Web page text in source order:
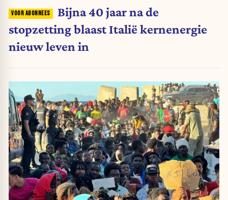
Bijna 40 jaar na de
stopzetting blaast Italië kernenergie
nieuw leven in